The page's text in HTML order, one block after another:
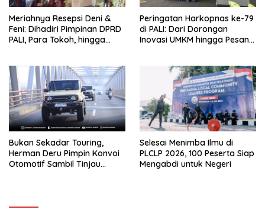
Meriahnya Resepsi Deni &
Feni: Dihadiri Pimpinan DPRD
PALI, Para Tokoh, hingga
untuk Warga
Peringatan Harkopnas ke-79
di PALI: Dari Dorongan
Inovasi UMKM hingga Pesan
Bukan Sekadar Touring,
Herman Deru Pimpin Konvoi
Otomotif Sambil Tinjau
Selesai Menimba Ilmu di
PLCLP 2026, 100 Peserta Siap
Mengabdi untuk Negeri